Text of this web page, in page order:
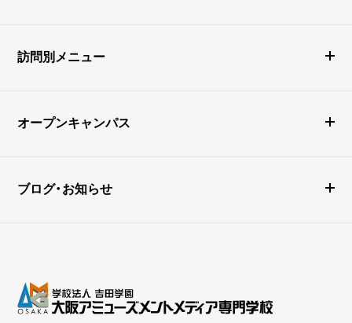
訪問別メニュー
オープンキャンパス
ブログ・お知らせ